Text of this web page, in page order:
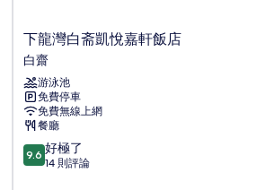
下
龍
灣
白
斋
凱
悅
嘉
軒
下龍灣白斋凱悅嘉軒飯店
白齋
游泳池
免費停車
免費無線上網
餐廳
9.6
分，
9.6 好極了
14 則評論